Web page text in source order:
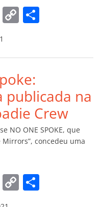
m
G
e
m
C
y
Li
n
k
p
til
h
ar
publicada na
Crew
NO ONE SPOKE, que
concedeu uma
G C